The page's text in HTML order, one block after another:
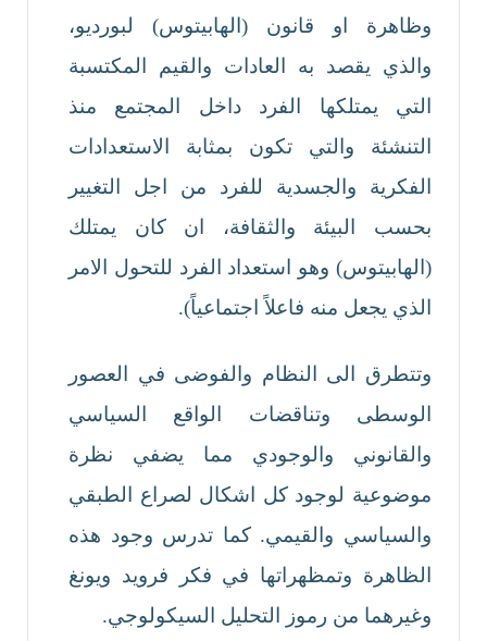
وظاهرة او قانون (الهابيتوس) لبورديو،
والذي يقصد به العادات والقيم المكتسبة
التي يمتلكها الفرد داخل المجتمع منذ
التنشئة والتي تكون بمثابة الاستعدادات
الفكرية والجسدية للفرد من اجل التغيير
بحسب البيئة والثقافة، ان كان يمتلك
(الهابيتوس) وهو استعداد الفرد للتحول الامر
الذي يجعل منه فاعلاً اجتماعياً).
وتتطرق الى النظام والفوضى في العصور
الوسطى وتناقضات الواقع السياسي
والقانوني والوجودي مما يضفي نظرة
موضوعية لوجود كل اشكال لصراع الطبقي
والسياسي والقيمي. كما تدرس وجود هذه
الظاهرة وتمظهراتها في فكر فرويد ويونغ
وغيرهما من رموز التحليل السيكولوجي.